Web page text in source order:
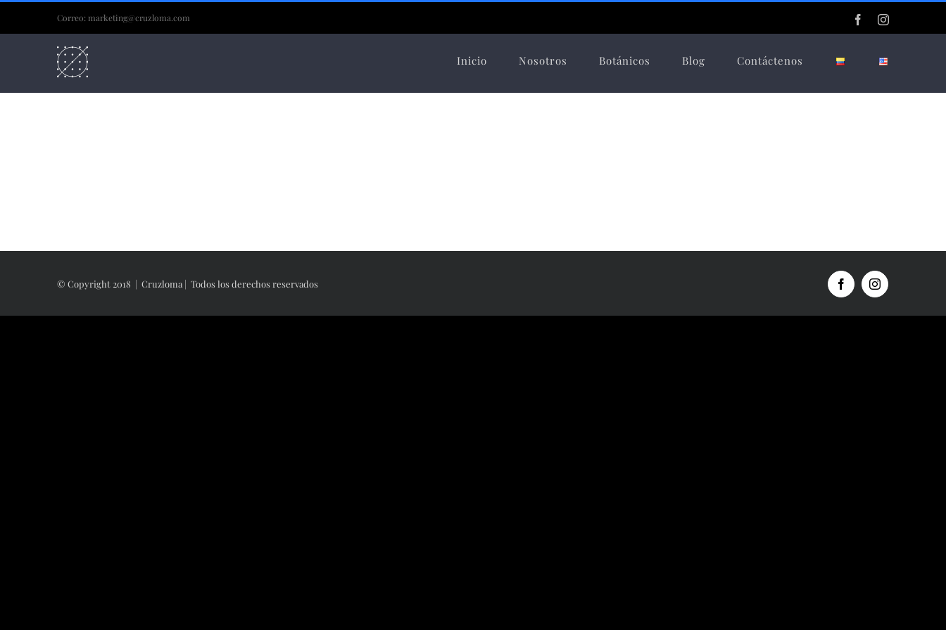
to
Correo: marketing@cruzloma.com FacebookInstagram
Inicio Nosotros Botánicos Blog Contáctenos
© Copyright 2018 | Cruzloma | Todos los derechos reservados FacebookInstagram